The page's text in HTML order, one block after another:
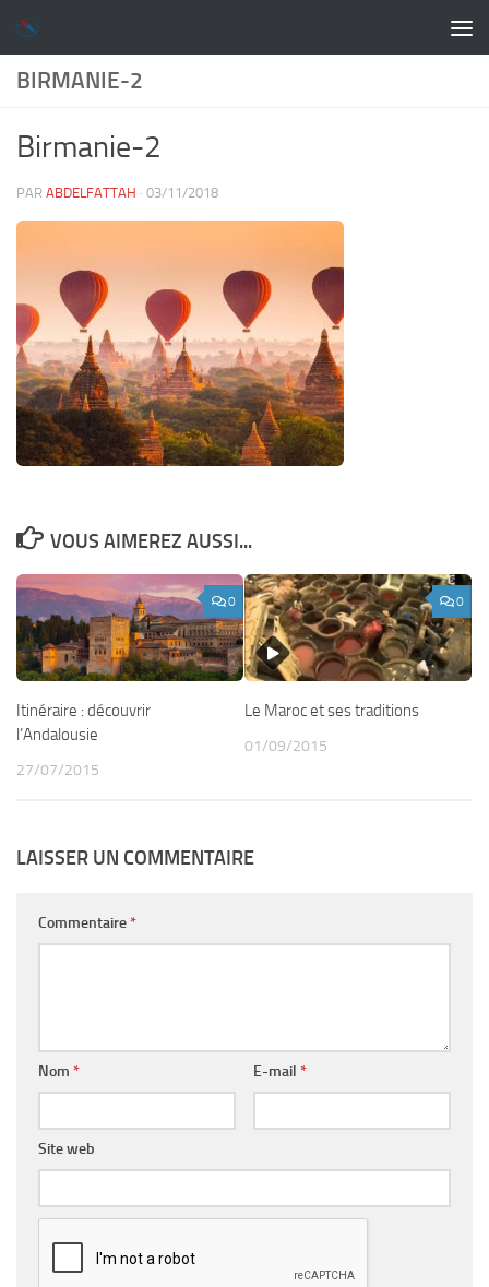
Skip to content
BIRMANIE-2
Birmanie-2
PAR ABDELFATTAH · 03/11/2018
VOUS AIMEREZ AUSSI...
0
Itinéraire : découvrir
l’Andalousie
27/07/2015
0
Le Maroc et ses traditions
01/09/2015
LAISSER UN COMMENTAIRE
Commentaire*
Nom * E-mail *
Site web